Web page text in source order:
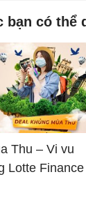
bạn có thể
Thu – Vi vu
Lotte